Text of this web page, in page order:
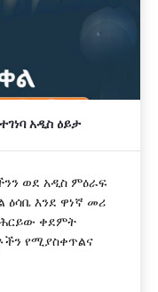
አዲስ ዕይታ
ወደ አዲስ ምዕራፍ
ዕሳቤ እንደ ዋነኛ መሪ
ቀደምት
የሚያስቀጥልና